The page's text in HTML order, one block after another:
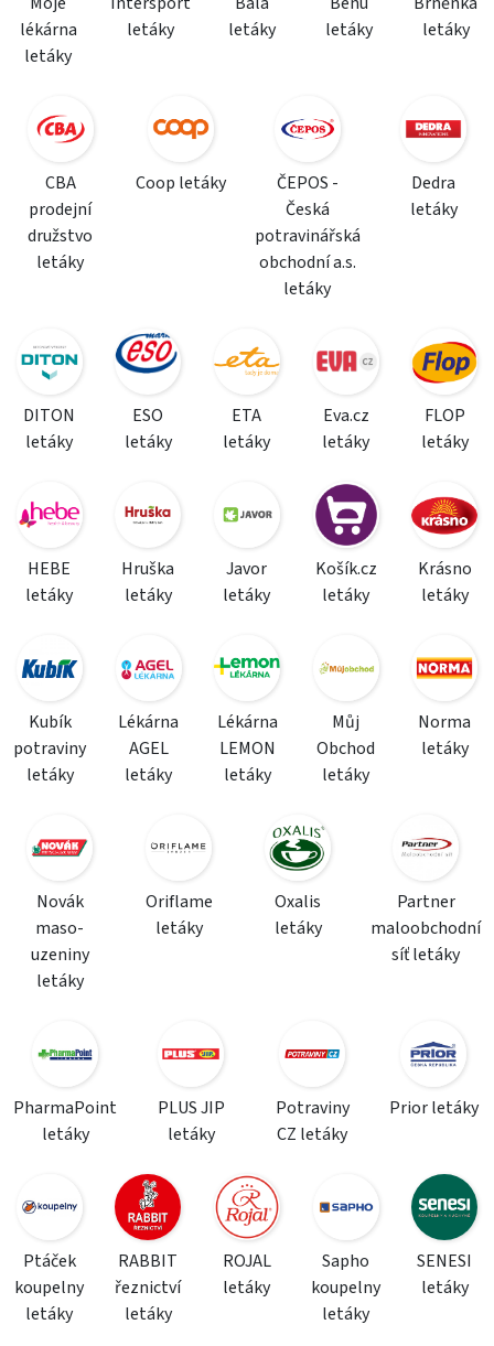
lékárna
letáky
letáky
letáky
letáky
letáky
CBA
prodejní
družstvo
letáky
Coop letáky
ČEPOS -
Česká
potravinářská
obchodní a.s.
letáky
Dedra
letáky
DITON
letáky
ESO
letáky
ETA
letáky
Eva.cz
letáky
FLOP
letáky
HEBE
letáky
Hruška
letáky
Javor
letáky
Košík.cz
letáky
Krásno
letáky
Kubík
potraviny
letáky
Lékárna
AGEL
letáky
Lékárna
LEMON
letáky
Můj
Obchod
letáky
Norma
letáky
Novák
maso-
uzeniny
letáky
Oriflame
letáky
Oxalis
letáky
Partner
maloobchodní
síť letáky
PharmaPoint
letáky
PLUS JIP
letáky
Potraviny
CZ letáky
Prior letáky
Ptáček
koupelny
letáky
RABBIT
řeznictví
letáky
ROJAL
letáky
Sapho
koupelny
letáky
SENESI
letáky